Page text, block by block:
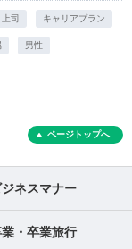
司 キャリアプラン
男性
ページトップへ
ジネスマナー
・卒業旅行